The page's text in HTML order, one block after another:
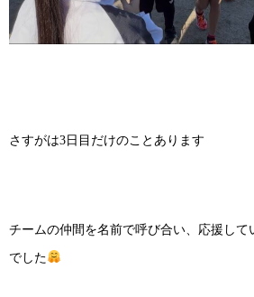
さすがは3日目だけのことあります
チームの仲間を名前で呼び合い、応援して
でした